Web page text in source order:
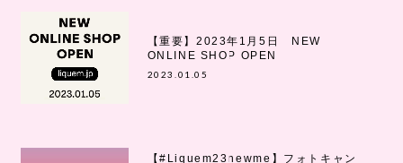
【重要】2023年1月5日 NEW
ONLINE SHOP OPEN
2023.01.05
【#Liquem23newme】フォトキャン